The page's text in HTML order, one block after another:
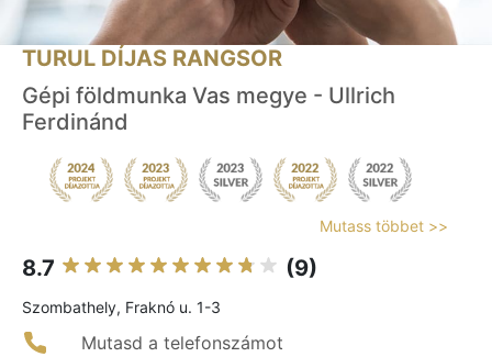
TURUL DÍJAS RANGSOR
Gépi földmunka Vas megye - Ullrich
Ferdinánd
Mutass többet >>
8.7 (9)
Szombathely, Fraknó u. 1-3
Mutasd a telefonszámot